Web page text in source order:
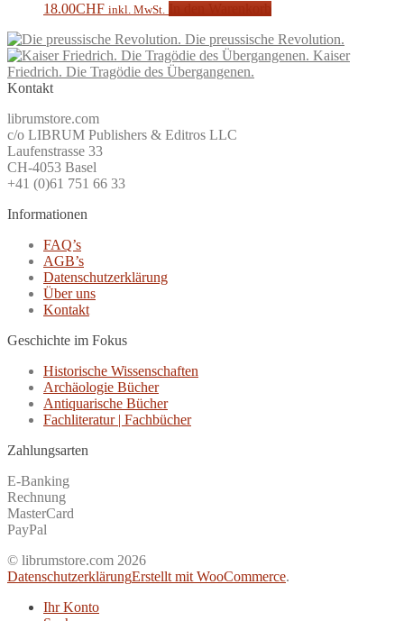
18.00CHF inkl. MwSt.
Die preussische Revolution.
Kaiser
Friedrich. Die Tragödie des Übergangenen.
Kontakt
librumstore.com
c/o LIBRUM Publishers & Editros LLC
Laufenstrasse 33
CH-4053 Basel
+41 (0)61 751 66 33
Informationen
FAQ’s
AGB’s
Datenschutzerklärung
Über uns
Kontakt
Geschichte im Fokus
Historische Wissenschaften
Archäologie Bücher
Antiquarische Bücher
Fachliteratur | Fachbücher
Zahlungsarten
E-Banking
Rechnung
MasterCard
PayPal
© librumstore.com 2026
DatenschutzerklärungErstellt mit WooCommerce.
Ihr Konto